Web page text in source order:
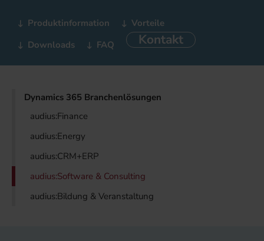
Produktinformation
Vorteile
Downloads
FAQ Kontakt
Dynamics 365 Branchenlösungen
audius:Finance
audius:Energy
audius:CRM+ERP
audius:Software & Consulting
audius:Bildung & Veranstaltung